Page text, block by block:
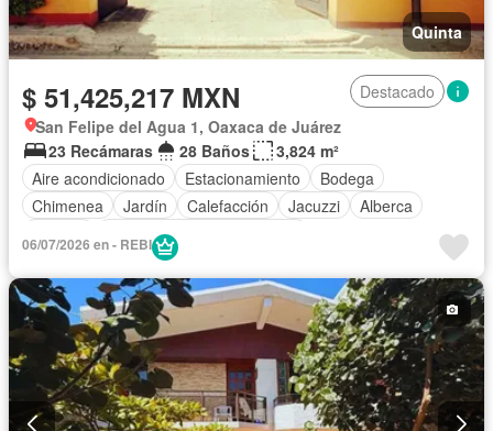
Quinta
$ 51,425,217 MXN
Destacado
San Felipe del Agua 1, Oaxaca de Juárez
23 Recámaras
28 Baños
3,824 m²
Aire acondicionado
Estacionamiento
Bodega
Chimenea
Jardín Calefacción Jacuzzi
Alberca
Completamente amueblado
06/07/2026 en - REBI